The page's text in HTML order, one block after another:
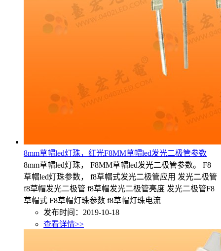
8mm草帽led灯珠，红光F8MM草帽led发光二极管参数
8mm草帽led灯珠， F8MM草帽led发光二极管参数。 F8
草帽led灯珠参数， f8草帽式发光二极管应用 发光二极管
f8草帽发光二极管 f8草帽发光二极管亮度 发光二极管F8
草帽式 F8草帽灯珠参数 f8草帽灯珠电流
发布时间：2019-10-18
查看详情>>